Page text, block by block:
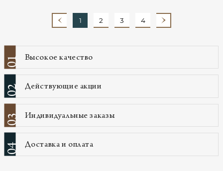
1 2 3 4
01 Высокое качество
02 Действующие акции
03 Индивидуальные заказы
04 Доставка и оплата